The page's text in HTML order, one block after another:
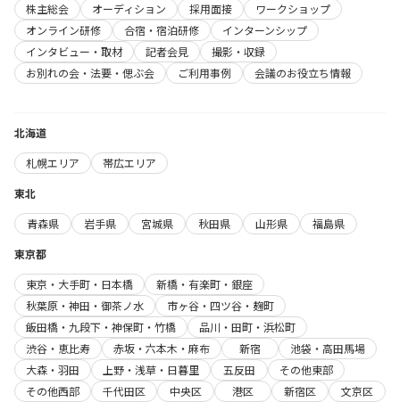
株主総会
オーディション 採用面接
ワークショップ
オンライン研修
合宿・宿泊研修
インターンシップ
インタビュー・取材
記者会見
撮影・収録
お別れの会・法要・偲ぶ会
ご利用事例 会議のお役立ち情報
北海道
札幌エリア
帯広エリア
東北
青森県
岩手県 宮城県 秋田県 山形県
福島県
東京都
東京・大手町・日本橋
新橋・有楽町・銀座
秋葉原・神田・御茶ノ水
市ヶ谷・四ツ谷・麹町
飯田橋・九段下・神保町・竹橋
品川・田町・浜松町
渋谷・恵比寿
赤坂・六本木・麻布 新宿
池袋・高田馬場
大森・羽田
上野・浅草・日暮里 五反田
その他東部
その他西部
千代田区 中央区 港区 新宿区
文京区